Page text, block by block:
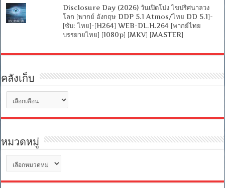
Disclosure Day (2026) วันเปิดโปง ไขปริศนาลวง
โลก [พากย์ อังกฤษ DDP 5.1 Atmos/ไทย DD 5.1]-
[ซับ: ไทย]-[H264] WEB-DL.H.264 [พากย์ไทย
บรรยายไทย] [1080p] [MKV] [MASTER]
คลังเก็บ
เก็บ
หมวดหมู่
หมู่